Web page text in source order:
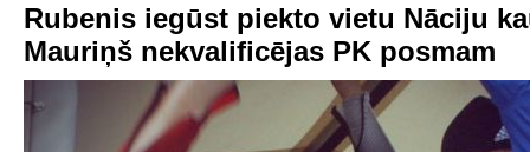
Rubenis iegūst piekto vietu Nāciju
Mauriņš nekvalificējas PK posmam